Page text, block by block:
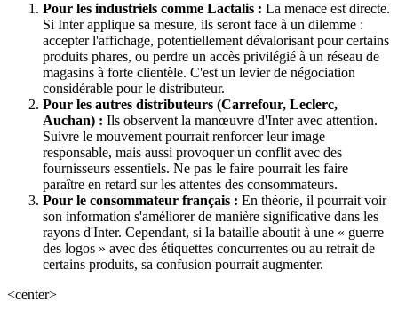
Pour les industriels comme Lactalis : La menace est directe.
Si Inter applique sa mesure, ils seront face à un dilemme :
accepter l'affichage, potentiellement dévalorisant pour certains
produits phares, ou perdre un accès privilégié à un réseau de
magasins à forte clientèle. C'est un levier de négociation
considérable pour le distributeur.
Pour les autres distributeurs (Carrefour, Leclerc,
Auchan) : Ils observent la manœuvre d'Inter avec attention.
Suivre le mouvement pourrait renforcer leur image
responsable, mais aussi provoquer un conflit avec des
fournisseurs essentiels. Ne pas le faire pourrait les faire
paraître en retard sur les attentes des consommateurs.
Pour le consommateur français : En théorie, il pourrait voir
son information s'améliorer de manière significative dans les
rayons d'Inter. Cependant, si la bataille aboutit à une « guerre
des logos » avec des étiquettes concurrentes ou au retrait de
certains produits, sa confusion pourrait augmenter.
<center>